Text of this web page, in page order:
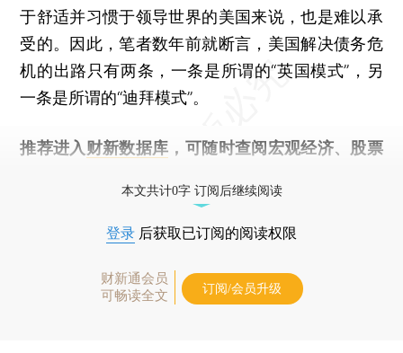
于舒适并习惯于领导世界的美国来说，也是难以承
受的。因此，笔者数年前就断言，美国解决债务危
机的出路只有两条，一条是所谓的“英国模式”，另
一条是所谓的“迪拜模式”。
推荐进入 财新数据库 ，可随时查阅宏观经济、股票
本文共计0字 订阅后继续阅读
登录 后获取已订阅的阅读权限
财新通会员
可畅读全文
订阅/会员升级